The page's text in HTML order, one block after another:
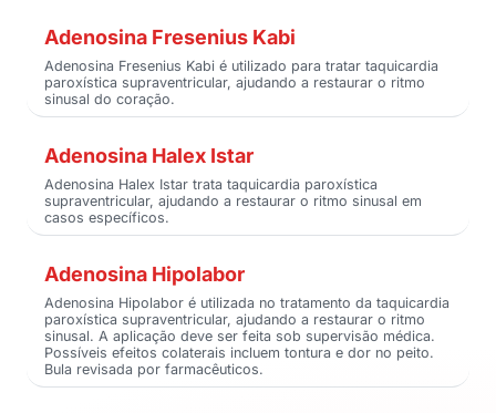
Adenosina Fresenius Kabi
Adenosina Fresenius Kabi é utilizado para tratar taquicardia
paroxística supraventricular, ajudando a restaurar o ritmo
sinusal do coração.
Adenosina Halex Istar
Adenosina Halex Istar trata taquicardia paroxística
supraventricular, ajudando a restaurar o ritmo sinusal em
casos específicos.
Adenosina Hipolabor
Adenosina Hipolabor é utilizada no tratamento da taquicardia
paroxística supraventricular, ajudando a restaurar o ritmo
sinusal. A aplicação deve ser feita sob supervisão médica.
Possíveis efeitos colaterais incluem tontura e dor no peito.
Bula revisada por farmacêuticos.